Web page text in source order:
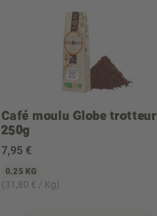
Café moulu Globe trotteur
250g
7,95 €
0.25 KG
(31,80 € / Kg)